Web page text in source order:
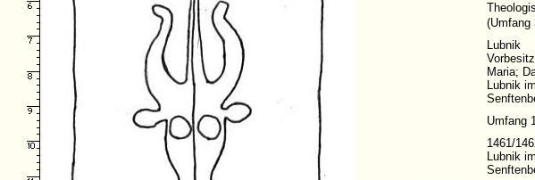
(Umfang
Lubnik
Maria;
Lubnik
Umfang
1461/
Lubnik